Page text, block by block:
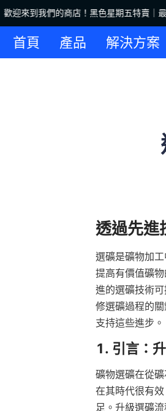
歡迎來到我們的商店！黑色星期五特賣｜最
首頁 產品 解決方案
選礦是礦物加
提高有價值礦
進的選礦技術
修選礦過程的
支持這些進步。
礦物選礦在從
在其時代很有
足。升級選礦